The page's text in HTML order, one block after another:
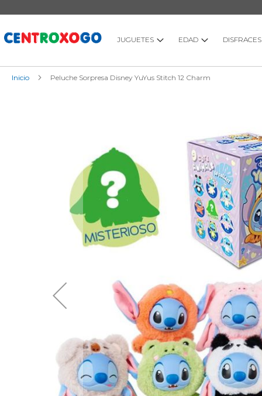
al
JUGUETES EDAD DISFRACES
Inicio Peluche Sorpresa Disney YuYus Stitch 12 Charm
imágenes